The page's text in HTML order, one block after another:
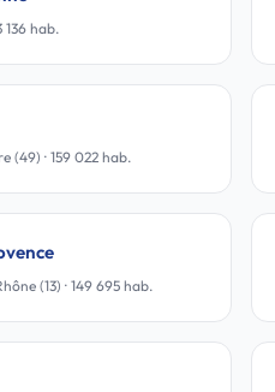
136 hab.
(49) · 159 022 hab.
(13) · 149 695 hab.